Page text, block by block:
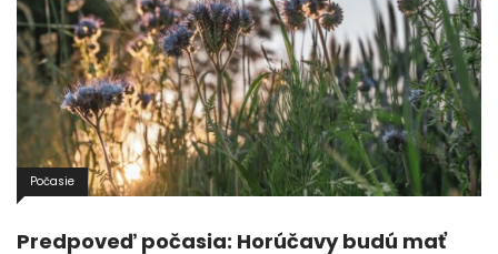
Počasie
Predpoveď počasia: Horúčavy budú mať